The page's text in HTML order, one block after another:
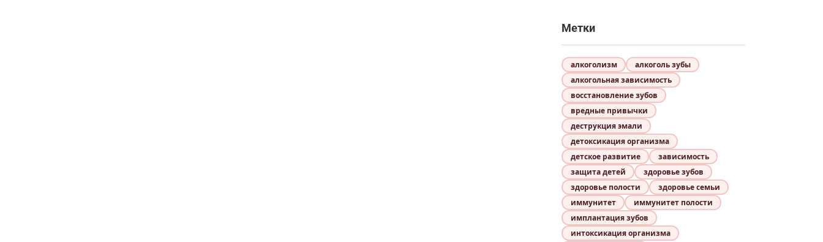
Метки
алкоголизм
алкоголь зубы
алкогольная зависимость
восстановление зубов
вредные привычки
деструкция эмали
детоксикация организма
детское развитие
зависимость
защита детей
здоровье зубов
здоровье полости
здоровье семьи
иммунитет
иммунитет полости
имплантация зубов
интоксикация организма